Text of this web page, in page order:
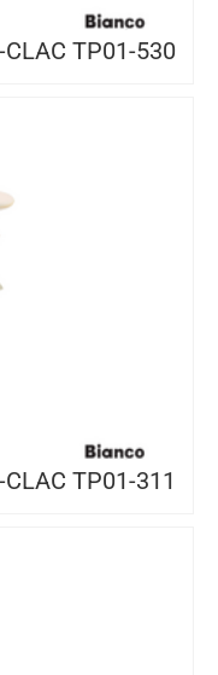
TP01-530
TP01-311